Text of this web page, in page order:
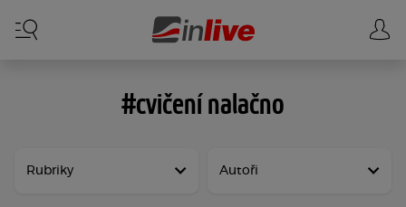
#cvičení nalačno
Rubriky Autoři